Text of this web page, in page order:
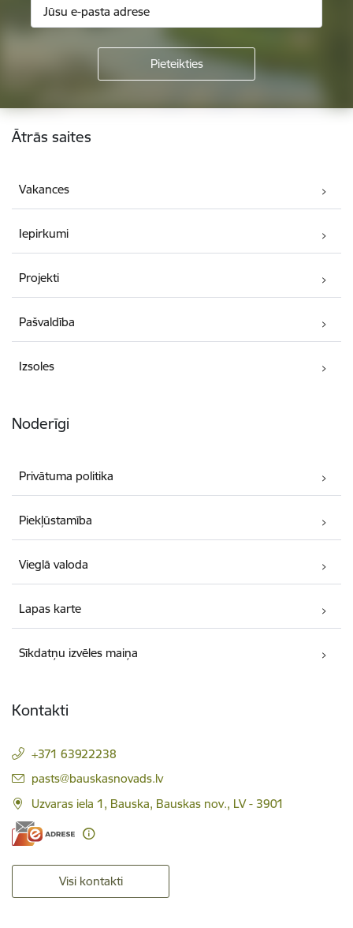
Kājene
Ātrās saites
Vakances
Iepirkumi
Projekti
Pašvaldība
Izsoles
Noderīgi
Privātuma politika
Piekļūstamība
Vieglā valoda
Lapas karte
Sīkdatņu izvēles maiņa
Kontakti
+371 63922238
E-pasts:
pasts@bauskasnovads.lv
Uzvaras iela 1, Bauska, Bauskas nov., LV - 3901
Visi kontakti